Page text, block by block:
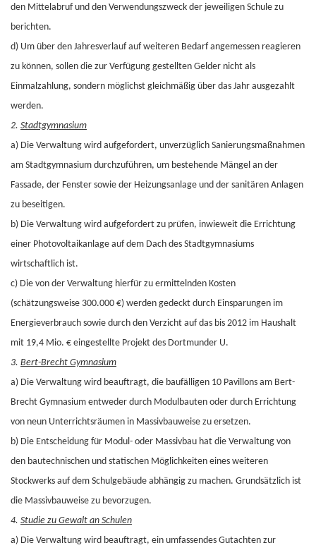
den Mittelabruf und den Verwendungszweck der jeweiligen Schule zu
berichten.
d) Um über den Jahresverlauf auf weiteren Bedarf angemessen reagieren
zu können, sollen die zur Verfügung gestellten Gelder nicht als
Einmalzahlung, sondern möglichst gleichmäßig über das Jahr ausgezahlt
werden.
2. Stadtgymnasium
a) Die Verwaltung wird aufgefordert, unverzüglich Sanierungsmaßnahmen
am Stadtgymnasium durchzuführen, um bestehende Mängel an der
Fassade, der Fenster sowie der Heizungsanlage und der sanitären Anlagen
zu beseitigen.
b) Die Verwaltung wird aufgefordert zu prüfen, inwieweit die Errichtung
einer Photovoltaikanlage auf dem Dach des Stadtgymnasiums
wirtschaftlich ist.
c) Die von der Verwaltung hierfür zu ermittelnden Kosten
(schätzungsweise 300.000 €) werden gedeckt durch Einsparungen im
Energieverbrauch sowie durch den Verzicht auf das bis 2012 im Haushalt
mit 19,4 Mio. € eingestellte Projekt des Dortmunder U.
3. Bert-Brecht Gymnasium
a) Die Verwaltung wird beauftragt, die baufälligen 10 Pavillons am Bert-
Brecht Gymnasium entweder durch Modulbauten oder durch Errichtung
von neun Unterrichtsräumen in Massivbauweise zu ersetzen.
b) Die Entscheidung für Modul- oder Massivbau hat die Verwaltung von
den bautechnischen und statischen Möglichkeiten eines weiteren
Stockwerks auf dem Schulgebäude abhängig zu machen. Grundsätzlich ist
die Massivbauweise zu bevorzugen.
4. Studie zu Gewalt an Schulen
a) Die Verwaltung wird beauftragt, ein umfassendes Gutachten zur